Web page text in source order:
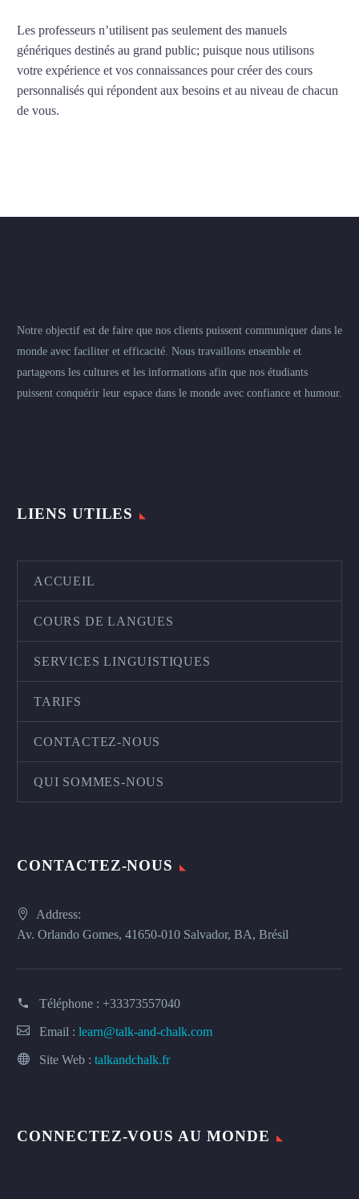
Les professeurs n’utilisent pas seulement des manuels
génériques destinés au grand public; puisque nous utilisons
votre expérience et vos connaissances pour créer des cours
personnalisés qui répondent aux besoins et au niveau de chacun
de vous.
Notre objectif est de faire que nos clients puissent communiquer dans le
monde avec faciliter et efficacité. Nous travaillons ensemble et
partageons les cultures et les informations afin que nos étudiants
puissent conquérir leur espace dans le monde avec confiance et humour.
LIENS UTILES
ACCUEIL
COURS DE LANGUES
SERVICES LINGUISTIQUES
TARIFS
CONTACTEZ-NOUS
QUI SOMMES-NOUS
CONTACTEZ-NOUS
Address:
Av. Orlando Gomes, 41650-010 Salvador, BA, Brésil
Téléphone : +33373557040
Email : learn@talk-and-chalk.com
Site Web : talkandchalk.fr
CONNECTEZ-VOUS AU MONDE